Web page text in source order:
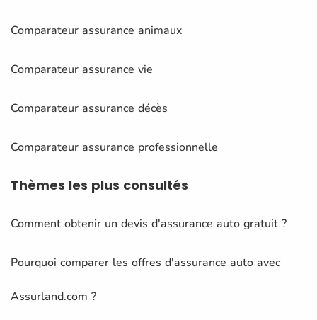
Comparateur assurance animaux
Comparateur assurance vie
Comparateur assurance décès
Comparateur assurance professionnelle
Thèmes les plus consultés
Comment obtenir un devis d'assurance auto gratuit ?
Pourquoi comparer les offres d'assurance auto avec
Assurland.com ?